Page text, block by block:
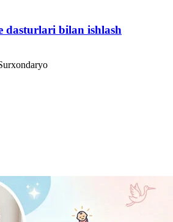
dasturlari bilan ishlash